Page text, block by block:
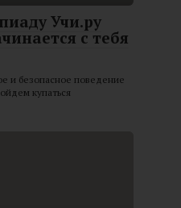
Учи.ру
с тебя
и безопасное поведение
купаться